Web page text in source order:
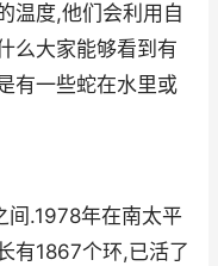
温度,他们会利用自
么大家能够看到有
有一些蛇在水里或
间.1978年在南太平
有1867个环,已活了